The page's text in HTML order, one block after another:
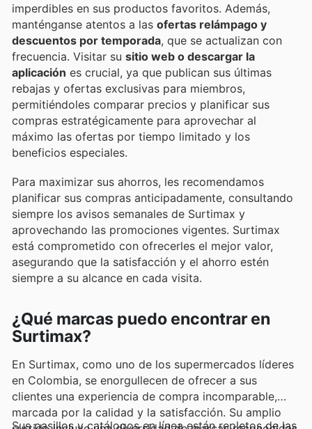
imperdibles en sus productos favoritos. Además,
manténganse atentos a las ofertas relámpago y
descuentos por temporada, que se actualizan con
frecuencia. Visitar su sitio web o descargar la
aplicación es crucial, ya que publican sus últimas
rebajas y ofertas exclusivas para miembros,
permitiéndoles comparar precios y planificar sus
compras estratégicamente para aprovechar al
máximo las ofertas por tiempo limitado y los
beneficios especiales.
Para maximizar sus ahorros, les recomendamos
planificar sus compras anticipadamente, consultando
siempre los avisos semanales de Surtimax y
aprovechando las promociones vigentes. Surtimax
está comprometido con ofrecerles el mejor valor,
asegurando que la satisfacción y el ahorro estén
siempre a su alcance en cada visita.
¿Qué marcas puedo encontrar en
Surtimax?
En Surtimax, como uno de los supermercados líderes
en Colombia, se enorgullecen de ofrecer a sus
clientes una experiencia de compra incomparable,
marcada por la calidad y la satisfacción. Su amplio
Sus pasillos y catálogos en línea están repletos de las